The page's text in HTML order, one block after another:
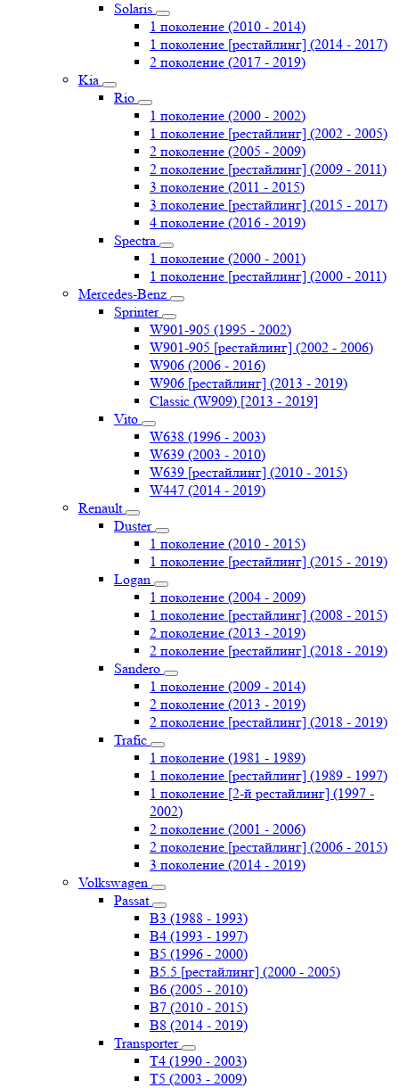
Solaris
1 поколение (2010 - 2014)
1 поколение [рестайлинг] (2014 - 2017)
2 поколение (2017 - 2019)
Kia
Rio
1 поколение (2000 - 2002)
1 поколение [рестайлинг] (2002 - 2005)
2 поколение (2005 - 2009)
2 поколение [рестайлинг] (2009 - 2011)
3 поколение (2011 - 2015)
3 поколение [рестайлинг] (2015 - 2017)
4 поколение (2016 - 2019)
Spectra
1 поколение (2000 - 2001)
1 поколение [рестайлинг] (2000 - 2011)
Mercedes-Benz
Sprinter
W901-905 (1995 - 2002)
W901-905 [рестайлинг] (2002 - 2006)
W906 (2006 - 2016)
W906 [рестайлинг] (2013 - 2019)
Classic (W909) [2013 - 2019]
Vito
W638 (1996 - 2003)
W639 (2003 - 2010)
W639 [рестайлинг] (2010 - 2015)
W447 (2014 - 2019)
Renault
Duster
1 поколение (2010 - 2015)
1 поколение [рестайлинг] (2015 - 2019)
Logan
1 поколение (2004 - 2009)
1 поколение [рестайлинг] (2008 - 2015)
2 поколение (2013 - 2019)
2 поколение [рестайлинг] (2018 - 2019)
Sandero
1 поколение (2009 - 2014)
2 поколение (2013 - 2019)
2 поколение [рестайлинг] (2018 - 2019)
Trafic
1 поколение (1981 - 1989)
1 поколение [рестайлинг] (1989 - 1997)
1 поколение [2-й рестайлинг] (1997 -
2002)
2 поколение (2001 - 2006)
2 поколение [рестайлинг] (2006 - 2015)
3 поколение (2014 - 2019)
Volkswagen
Passat
B3 (1988 - 1993)
B4 (1993 - 1997)
B5 (1996 - 2000)
B5.5 [рестайлинг] (2000 - 2005)
B6 (2005 - 2010)
B7 (2010 - 2015)
B8 (2014 - 2019)
Transporter
Т4 (1990 - 2003)
Т5 (2003 - 2009)